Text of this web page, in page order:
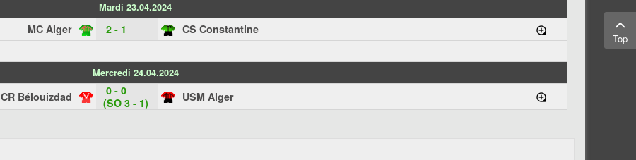
Mardi 23.04.2024
MC Alger 2 - 1 CS Constantine
Mercredi 24.04.2024
CR Bélouizdad
0 - 0
(SO 3 - 1)
USM Alger
Top